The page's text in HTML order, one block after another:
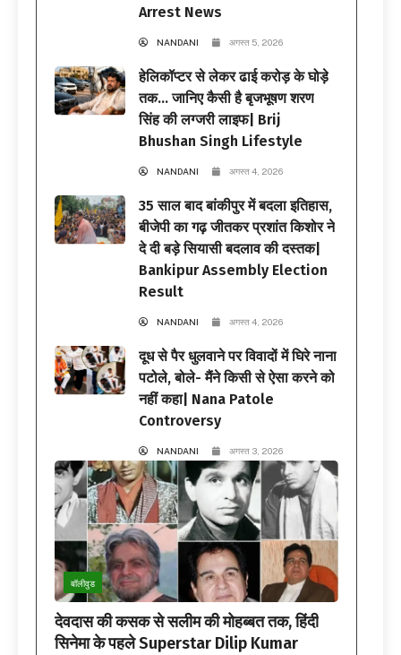
Arrest News
NANDANI अगस्त 5, 2026
हेलिकॉप्टर से लेकर ढाई करोड़ के घोड़े
तक… जानिए कैसी है बृजभूषण शरण
सिंह की लग्जरी लाइफ| Brij
Bhushan Singh Lifestyle
NANDANI अगस्त 4, 2026
35 साल बाद बांकीपुर में बदला इतिहास,
बीजेपी का गढ़ जीतकर प्रशांत किशोर ने
दे दी बड़े सियासी बदलाव की दस्तक|
Bankipur Assembly Election
Result
NANDANI अगस्त 4, 2026
दूध से पैर धुलवाने पर विवादों में घिरे नाना
पटोले, बोले- मैंने किसी से ऐसा करने को
नहीं कहा| Nana Patole
Controversy
NANDANI अगस्त 3, 2026
बॉलीवुड
देवदास की कसक से सलीम की मोहब्बत तक, हिंदी
सिनेमा के पहले Superstar Dilip Kumar